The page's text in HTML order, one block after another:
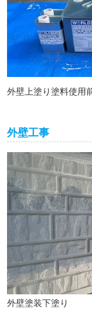
外壁上塗り塗料使用
外壁工事
外壁塗装下塗り